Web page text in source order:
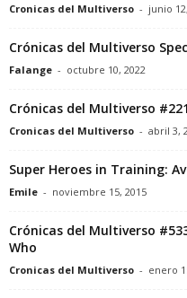
Cronicas del Multiverso - junio
Crónicas del Multiverso
Falange - octubre 10, 2022
Crónicas del Multiverso
Cronicas del Multiverso - abril 3,
Super Heroes in Training:
Emile - noviembre 15, 2015
Crónicas del Multiverso
Who
Cronicas del Multiverso - enero